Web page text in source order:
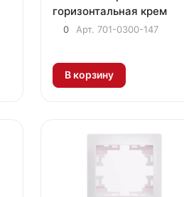
горизонтальная крем
0 Арт. 701-0300-147
В корзину